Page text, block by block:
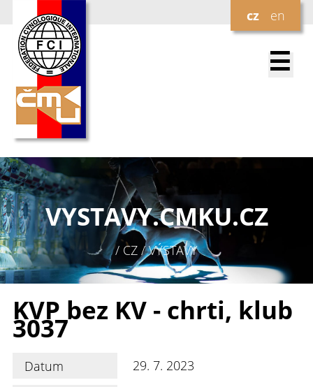
cz en
☰
VYSTAVY.CMKU.CZ
/ CZ / VÝSTAVY
KVP bez KV - chrti, klub
3037
Datum
29. 7. 2023